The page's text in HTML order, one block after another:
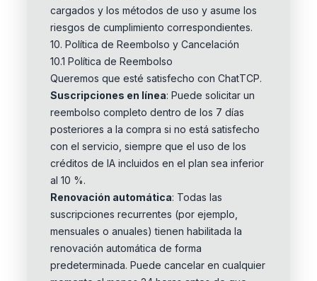
cargados y los métodos de uso y asume los
riesgos de cumplimiento correspondientes.
10. Política de Reembolso y Cancelación
10.1 Política de Reembolso
Queremos que esté satisfecho con ChatTCP.
Suscripciones en línea: Puede solicitar un
reembolso completo dentro de los 7 días
posteriores a la compra si no está satisfecho
con el servicio, siempre que el uso de los
créditos de IA incluidos en el plan sea inferior
al 10 %.
Renovación automática: Todas las
suscripciones recurrentes (por ejemplo,
mensuales o anuales) tienen habilitada la
renovación automática de forma
predeterminada. Puede cancelar en cualquier